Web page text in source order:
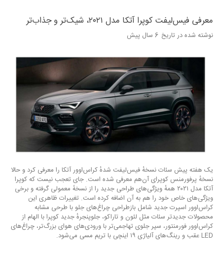
معرفی فیس‌لیفت کوپرا آتکا مدل ۲۰۲۱، شیک‌تر و جذاب‌تر
نوشته شده در تاریخ 6 سال پیش
یک هفته پیش سئات نسخهٔ فیس‌لیفت شدهٔ کراس‌اوور آتکا را معرفی کرد و حالا
نسخهٔ پرفورمنس کوپرای آن‌هم معرفی شده است. جای تعجب نیست که کوپرا
آتکا مدل ۲۰۲۱ همهٔ ویژگی‌های طراحی جدید را از نسخهٔ معمولی گرفته و برخی
ویژگی‌های خاص خود را هم به آن اضافه کرده است. تغییرات ظاهری این
کراس‌اوور اسپرت جدید شامل بازطراحی چراغ‌های جلو با طرحی مشابه
محصولات جدیدتر سئات مثل لئون و تاراکو، جلوپنجرهٔ جدید کوپرا با الهام از
کراس‌اوور فورمنتور، سپر جلوی تهاجمی‌تر با ورودی‌های هوای بزرگ‌تر، چراغ‌های
LED عقب و رینگ‌های آلیاژی ۱۹ اینچی با تریم مسی می‌شود.